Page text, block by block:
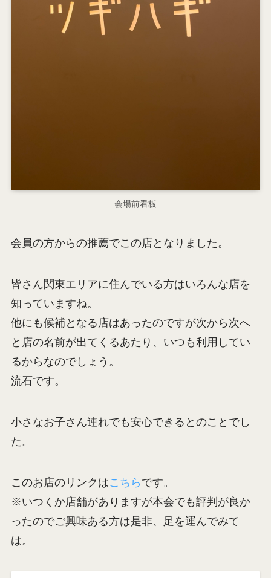
会場前看板
会員の方からの推薦でこの店となりました。
皆さん関東エリアに住んでいる方はいろんな店を
知っていますね。
他にも候補となる店はあったのですが次から次へ
と店の名前が出てくるあたり、いつも利用してい
るからなのでしょう。
流石です。
小さなお子さん連れでも安心できるとのことでし
た。
このお店のリンクはこちら です。
※いつくか店舗がありますが本会でも評判が良か
ったのでご興味ある方は是非、足を運んでみて
は。